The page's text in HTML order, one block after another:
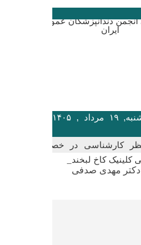
۞ امروز دوشنبه, ۱۹ مرداد , ۱۴۰۵
دکتر مهدی صدفی